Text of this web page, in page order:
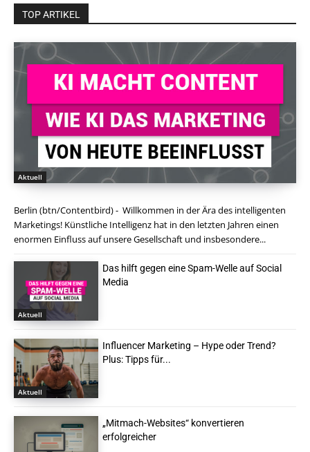
TOP ARTIKEL
Aktuell
Berlin (btn/Contentbird) - Willkommen in der Ära des intelligenten
Marketings! Künstliche Intelligenz hat in den letzten Jahren einen
enormen Einfluss auf unsere Gesellschaft und insbesondere...
Aktuell
Das hilft gegen eine Spam-Welle auf Social
Media
Aktuell
Influencer Marketing – Hype oder Trend?
Plus: Tipps für...
„Mitmach-Websites“ konvertieren
erfolgreicher